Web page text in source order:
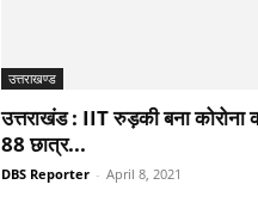
उत्तराखण्ड
उत्तराखंड : IIT रुड़की बना कोरोना
88 छात्र...
DBS Reporter - April 8, 2021